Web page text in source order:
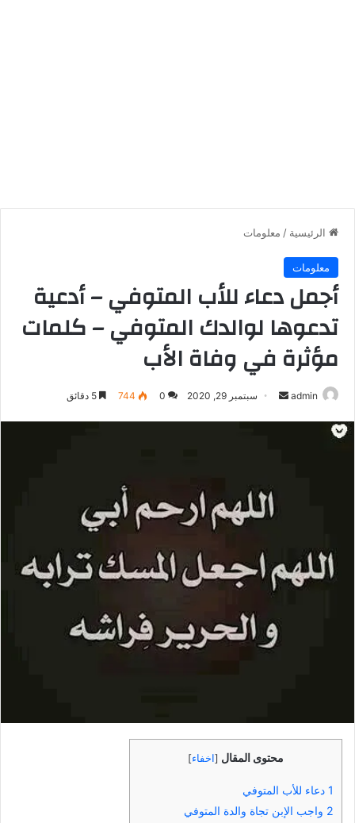
الرئيسية / معلومات
معلومات
أجمل دعاء للأب المتوفي – أدعية
تدعوها لوالدك المتوفي – كلمات
مؤثرة في وفاة الأب
admin
أرسل سبتمبر 29, 2020 0
744
محتوى المقال [اخفاء]
1 دعاء للأب المتوفي
2 واجب الإبن تجاة والدة المتوفي